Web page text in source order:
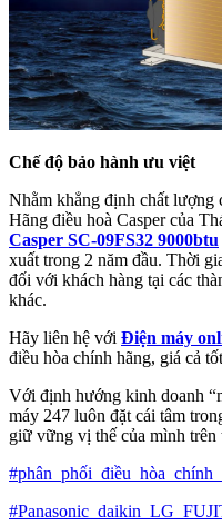
Chế độ bảo hành ưu việt
Nhằm khẳng định chất lượng
Hãng điều hoà Casper của
Casper SC-09FS32 9000btu
xuất trong 2 năm đầu. Thời
đối với khách hàng tại các
khác.
Hãy liên hệ với Điện máy
điều hòa chính hãng, giá cả
Với định hướng kinh doanh
máy 247 luôn đặt cái tâm
giữ vững vị thế của mình